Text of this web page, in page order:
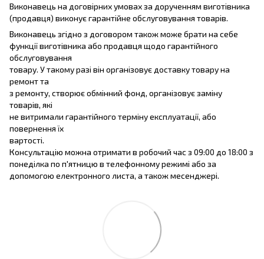
Виконавець на договірних умовах за дорученням виготівника
(продавця) виконує гарантійне обслуговування товарів.
Виконавець згідно з договором також може брати на себе
функції виготівника або продавця щодо гарантійного
обслуговування
товару. У такому разі він організовує доставку товару на
ремонт та
з ремонту, створює обмінний фонд, організовує заміну
товарів, які
не витримали гарантійного терміну експлуатації, або
повернення їх
вартості.
Консультацію можна отримати в робочий час з 09:00 до 18:00 з
понеділка по п'ятницю в телефонному режимі або за
допомогою електронного листа, а також месенджері.